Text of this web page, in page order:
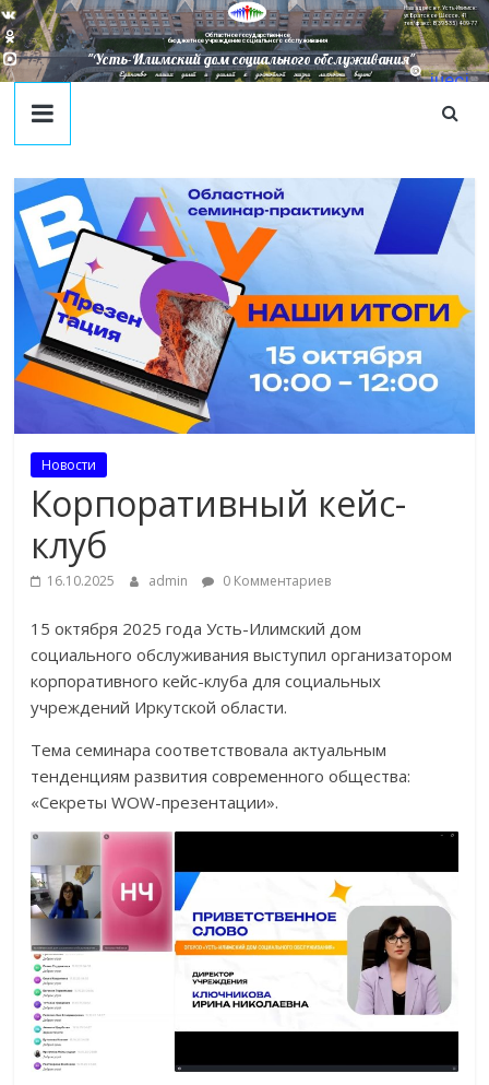
Областное государственное
бюджетное учреждение социального обслуживания
juecj
@mail
"Усть-Илимский дом социального обслуживания"
Наш адрес в г. Усть-Илимск:
ул. Братское Шоссе, 41
тел/факс: 8(395-35) 4-09-77
Единство наших целей и усилий к достойной жизни личности ведет!
Новости
Корпоративный кейс-
клуб
16.10.2025 admin 0 Комментариев
15 октября 2025 года Усть-Илимский дом
социального обслуживания выступил организатором
корпоративного кейс-клуба для социальных
учреждений Иркутской области.
Тема семинара соответствовала актуальным
тенденциям развития современного общества:
«Секреты WOW-презентации».